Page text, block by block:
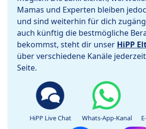
Mamas und Experten bleiben
und sind weiterhin für dich
auch künftig die bestmögliche
bekommst, steht dir unser HiPP
über verschiedene Kanäle
Seite.
HiPP Live Chat Whats-App-Kanal